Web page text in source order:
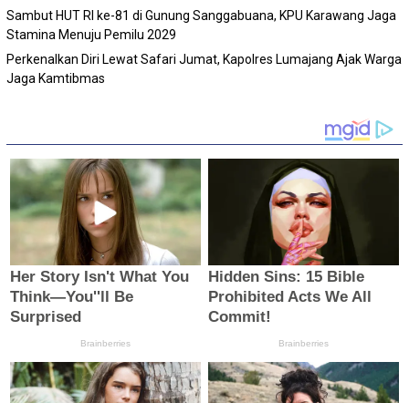
Sambut HUT RI ke-81 di Gunung Sanggabuana, KPU Karawang Jaga
Stamina Menuju Pemilu 2029
Perkenalkan Diri Lewat Safari Jumat, Kapolres Lumajang Ajak Warga
Jaga Kamtibmas